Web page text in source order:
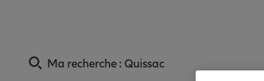
Ma recherche : Quissac